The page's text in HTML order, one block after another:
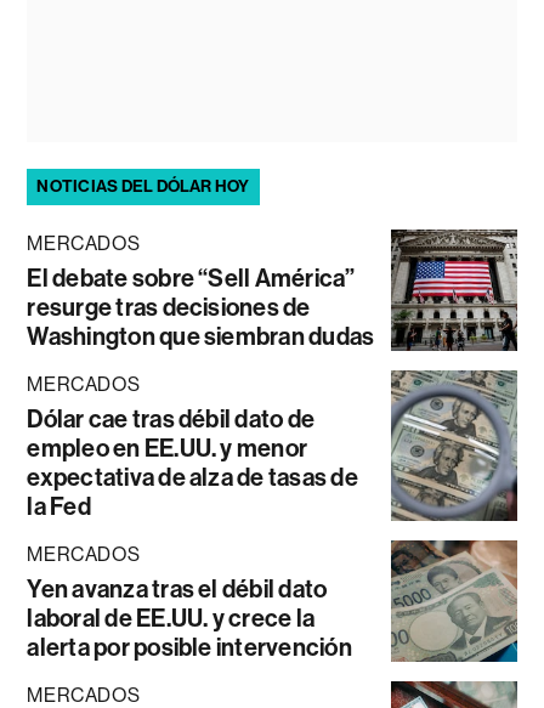
NOTICIAS DEL DÓLAR HOY
MERCADOS
El debate sobre “Sell América”
resurge tras decisiones de
Washington que siembran dudas
MERCADOS
Dólar cae tras débil dato de
empleo en EE.UU. y menor
expectativa de alza de tasas de
la Fed
MERCADOS
Yen avanza tras el débil dato
laboral de EE.UU. y crece la
alerta por posible intervención
MERCADOS